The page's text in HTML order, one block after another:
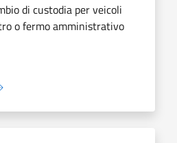
di custodia per veicoli
o fermo amministrativo